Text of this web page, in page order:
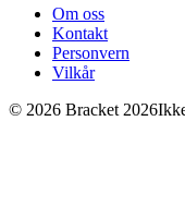
Om oss
Kontakt
Personvern
Vilkår
© 2026 Bracket 2026